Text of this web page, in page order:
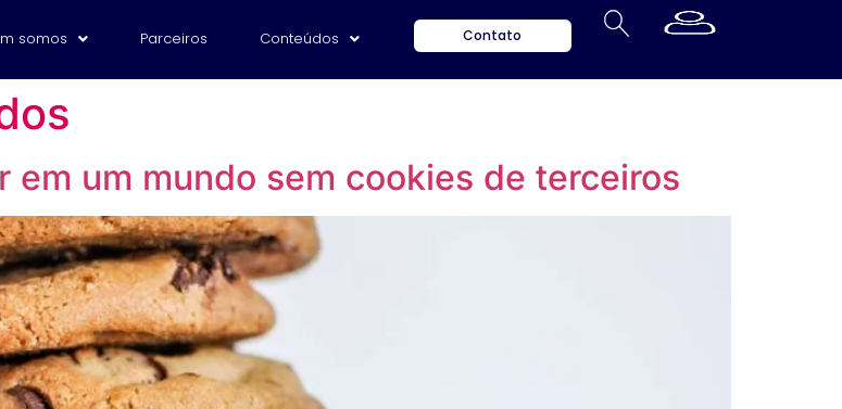
somos Parceiros Conteúdos Contato
em um mundo sem cookies de terceiros